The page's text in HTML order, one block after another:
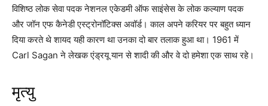
विशिष्ठ लोक सेवा पदक नेशनल एकेडमी ऑफ साइंसेस के लोक कल्याण पदक
और जॉन एफ कैनेडी एस्ट्रोनॉटिक्स अवॉर्ड। काल अपने करियर पर बहुत ध्यान
दिया करते थे शायद यही कारण था उनका दो बार तलाक हुआ था। 1961 में
Carl Sagan ने लेखक एंड्रयू यान से शादी की और वे दो हमेशा एक साथ रहे।
मृत्यु